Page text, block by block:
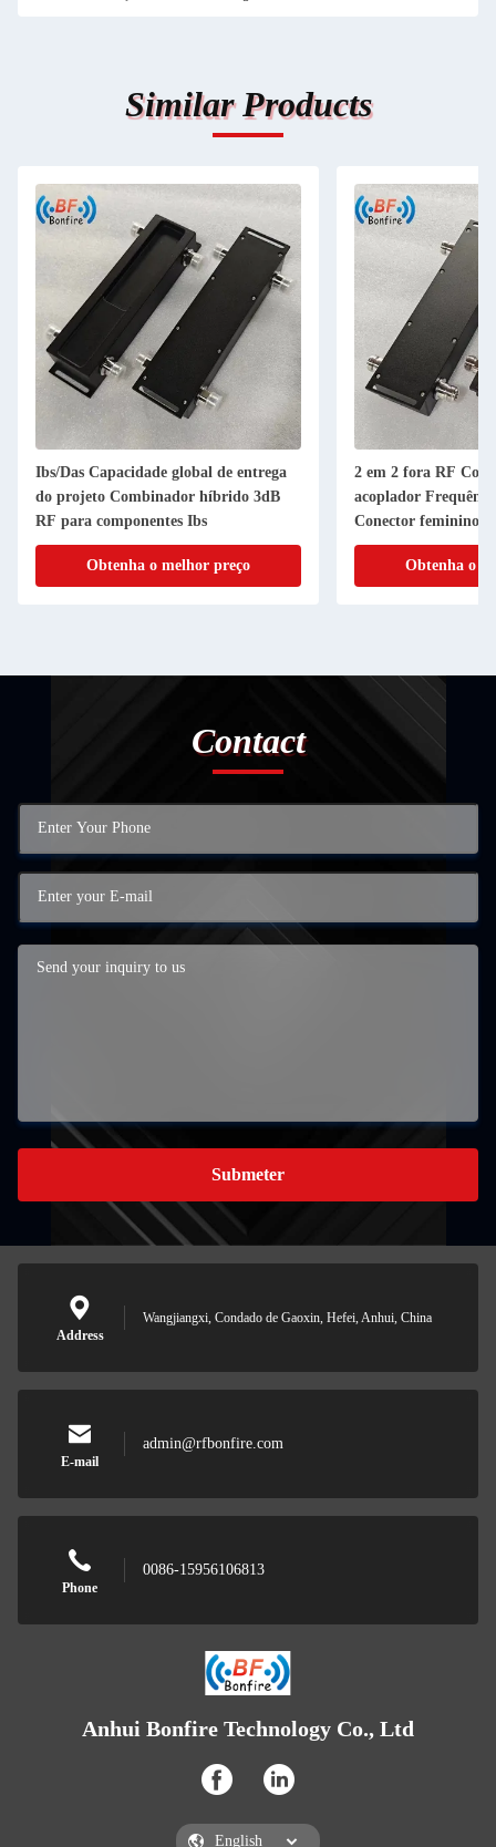
Similar Products
Ibs/Das Capacidade global de entrega
do projeto Combinador híbrido 3dB
RF para componentes Ibs
Obtenha o melhor preço
2 em 2 fora RF
acoplador
Conector feminino
50W Ibs
Obtenha o
Contact
Submeter
Address
Wangjiangxi, Condado de Gaoxin, Hefei, Anhui, China
E-mail
admin@rfbonfire.com
Phone
0086-15956106813
Anhui Bonfire Technology Co., Ltd